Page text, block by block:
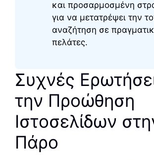
και προσαρμοσμένη
για να μετατρέψει την
αναζήτηση σε
πελάτες.
Συχνές
την Προώθηση
Ιστοσελίδων
Πάρο